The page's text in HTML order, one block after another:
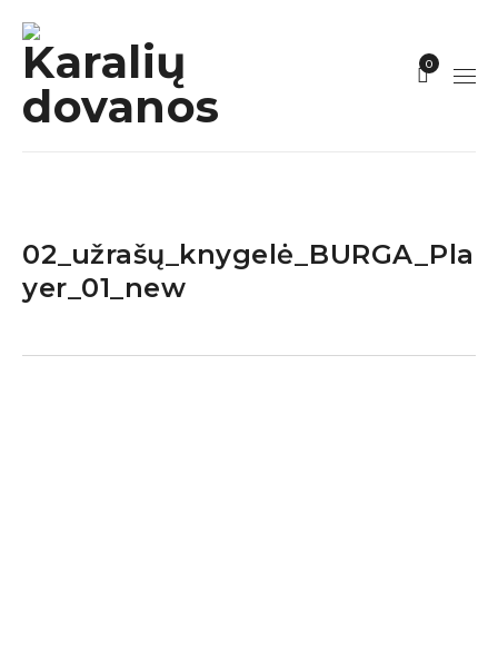
0
02_užrašų_knygelė_BURGA_Pla
yer_01_new